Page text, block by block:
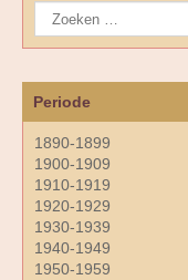
Periode
1890-1899
1900-1909
1910-1919
1920-1929
1930-1939
1940-1949
1950-1959